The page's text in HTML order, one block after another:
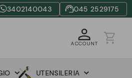
3402140043 045 2529175
ACCOUNT
UTENSILERIA